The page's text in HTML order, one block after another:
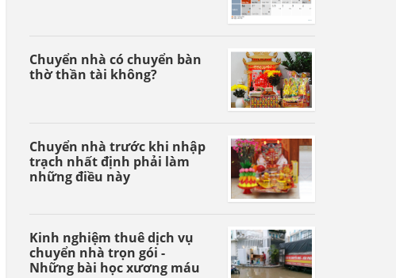
Chuyển nhà có chuyển bàn
thờ thần tài không?
Chuyển nhà trước khi nhập
trạch nhất định phải làm
những điều này
Kinh nghiệm thuê dịch vụ
chuyển nhà trọn gói -
Những bài học xương máu